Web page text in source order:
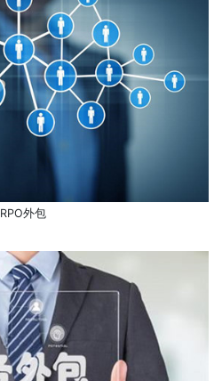
RPO外包